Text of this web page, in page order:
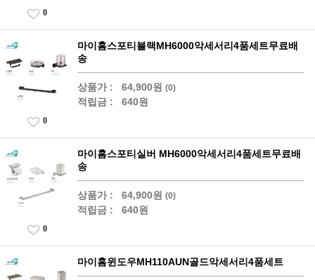
0
마이홈스포티블랙MH6000악세서리4품세트무료배
송
상품가 : 64,900원 (0)
적립금 : 640원
0
마이홈스포티실버 MH6000악세서리4품세트무료배
송
상품가 : 64,900원 (0)
적립금 : 640원
0
마이홈윈도우MH110AUN골드악세서리4품세트